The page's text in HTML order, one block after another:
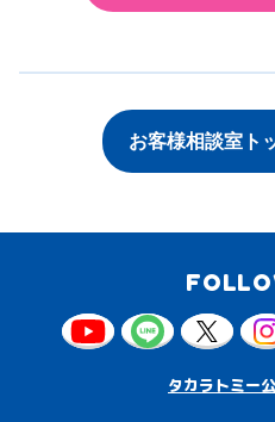
お客様相談室ト
タカラトミー